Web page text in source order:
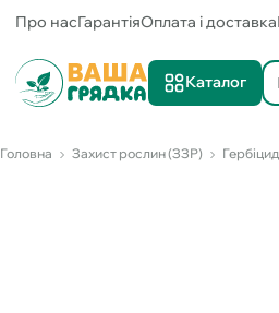
Про насГарантіяОплата і доставка
Каталог
Головна Захист рослин (ЗЗР)